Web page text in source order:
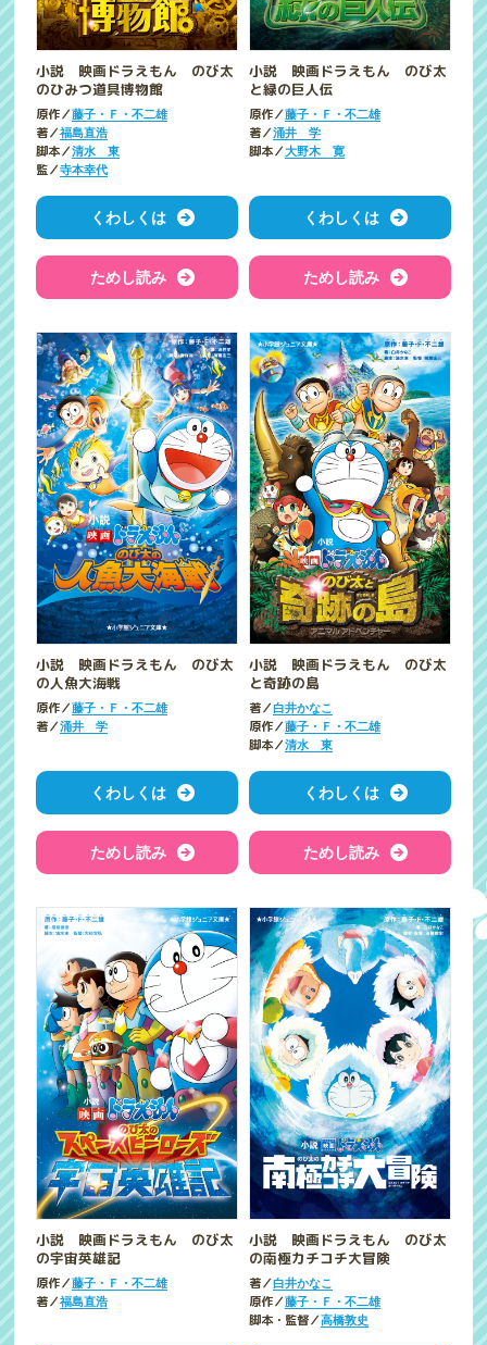
小説 映画ドラえもん のび太
のひみつ道具博物館
原作／藤子・Ｆ・不二雄
著／福島直浩
脚本／清水 東
監／寺本幸代
くわしくは
ためし読み
小説 映画ドラえもん のび太
と緑の巨人伝
原作／藤子・Ｆ・不二雄
著／涌井 学
脚本／大野木 寛
くわしくは
ためし読み
小説 映画ドラえもん のび太
の人魚大海戦
原作／藤子・Ｆ・不二雄
著／涌井 学
くわしくは
ためし読み
小説 映画ドラえもん のび太
と奇跡の島
著／白井かなこ
原作／藤子・Ｆ・不二雄
脚本／清水 東
くわしくは
ためし読み
小説 映画ドラえもん のび太
の宇宙英雄記
原作／藤子・Ｆ・不二雄
著／福島直浩
小説 映画ドラえもん のび太
の南極カチコチ大冒険
著／白井かなこ
原作／藤子・Ｆ・不二雄
脚本・監督／高橋敦史